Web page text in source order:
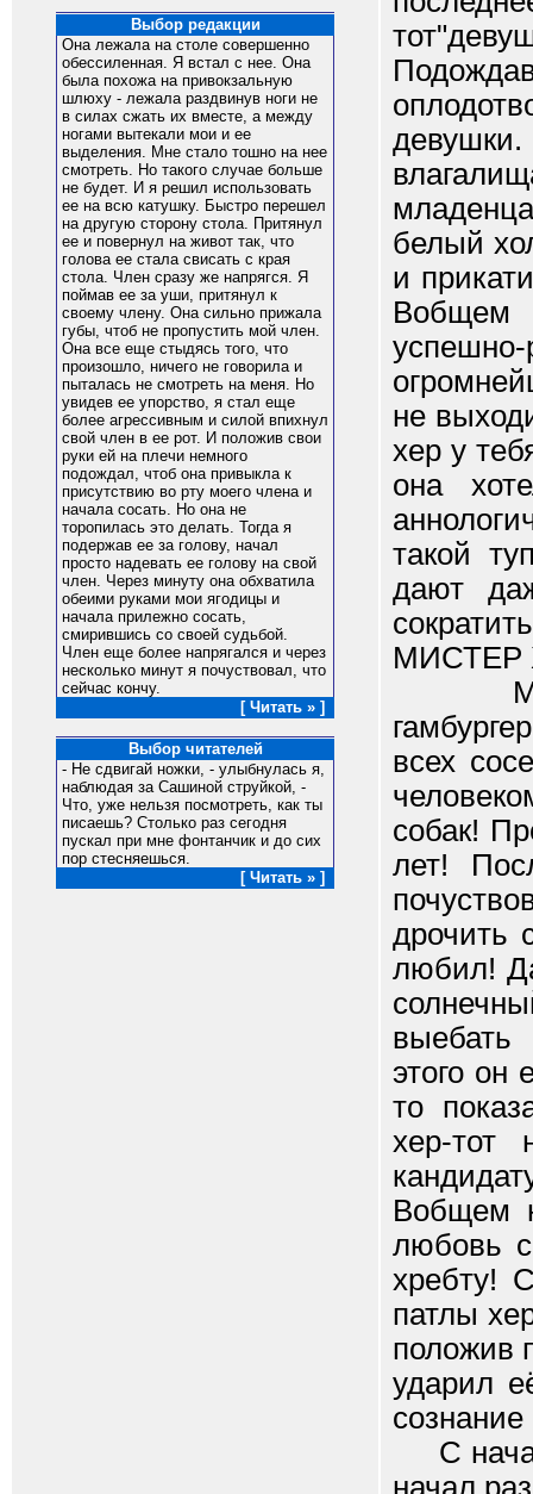
Выбор редакции
Она лежала на столе совершенно
обессиленная. Я встал с нее. Она
была похожа на привокзальную
шлюху - лежала раздвинув ноги не
в силах сжать их вместе, а между
ногами вытекали мои и ее
выделения. Мне стало тошно на нее
смотреть. Но такого случае больше
не будет. И я решил использовать
ее на всю катушку. Быстро перешел
на другую сторону стола. Притянул
ее и повернул на живот так, что
голова ее стала свисать с края
стола. Член сразу же напрягся. Я
поймав ее за уши, притянул к
своему члену. Она сильно прижала
губы, чтоб не пропустить мой член.
Она все еще стыдясь того, что
произошло, ничего не говорила и
пыталась не смотреть на меня. Но
увидев ее упорство, я стал еще
более агрессивным и силой впихнул
свой член в ее рот. И положив свои
руки ей на плечи немного
подождал, чтоб она привыкла к
присутствию во рту моего члена и
начала сосать. Но она не
торопилась это делать. Тогда я
подержав ее за голову, начал
просто надевать ее голову на свой
член. Через минуту она обхватила
обеими руками мои ягодицы и
начала прилежно сосать,
смирившись со своей судьбой.
Член еще более напрягался и через
несколько минут я почуствовал, что
сейчас кончу.
[ Читать » ]
Выбор читателей
- Не сдвигай ножки, - улыбнулась я,
наблюдая за Сашиной струйкой, -
Что, уже нельзя посмотреть, как ты
писаешь? Столько раз сегодня
пускал при мне фонтанчик и до сих
пор стесняешься.
[ Читать » ]
белый
и
Вобщем
не
хер у
она
такой
дают
МИСТЕР
всех
собак!
лет!
дрочить
любил!
выебать
этого он
то
хер-тот
Вобщем
любовь
хребту!
патлы
положив
ударил
С
начал